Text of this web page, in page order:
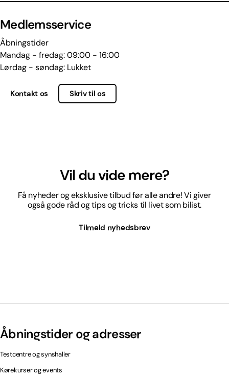
Medlemsservice
Åbningstider
Mandag - fredag: 09:00 - 16:00
Lørdag - søndag: Lukket
Kontakt os Skriv til os
Vil du vide mere?
Få nyheder og eksklusive tilbud før alle andre! Vi giver
også gode råd og tips og tricks til livet som bilist.
Tilmeld nyhedsbrev
Åbningstider og adresser
Testcentre og synshaller
Kørekurser og events